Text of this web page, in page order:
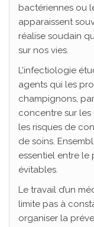
bactériennes ou
apparaissent
réalise soudain
sur nos vies.
L’infectiologie
agents qui les
champignons,
concentre sur
les risques de
de soins.
essentiel entre
évitables.
Le travail d’un
limite pas à
organiser la